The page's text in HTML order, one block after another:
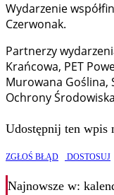
Wydarzenie
Czerwonak.
Partnerzy
Krańcowa, PET
Murowana Goślina,
Ochrony
Udostępnij ten wpis
ZGŁOŚ BŁĄD DOSTOSUJ
Najnowsze w: